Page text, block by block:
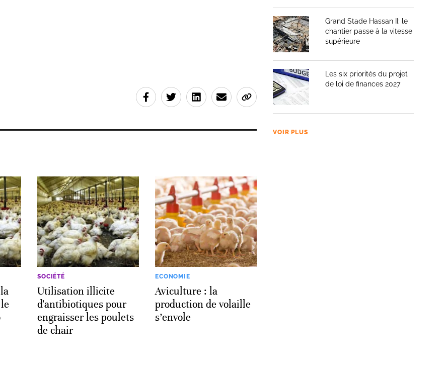
SOCIÉTÉ
Utilisation illicite
d'antibiotiques pour
engraisser les poulets
de chair
ECONOMIE
Aviculture : la
production de volaille
s’envole
Grand Stade Hassan II: le
chantier passe à la vitesse
supérieure
Les six priorités du projet
de loi de finances 2027
VOIR PLUS